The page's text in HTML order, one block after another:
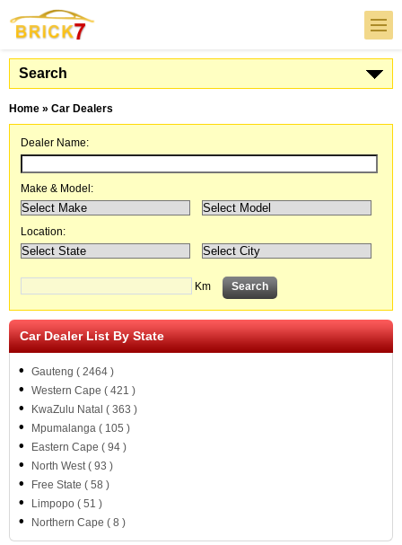
Search
Home » Car Dealers
Dealer Name:
Make & Model:
Location:
Km
Car Dealer List By State
• Gauteng ( 2464 )
• Western Cape ( 421 )
• KwaZulu Natal ( 363 )
• Mpumalanga ( 105 )
• Eastern Cape ( 94 )
• North West ( 93 )
• Free State ( 58 )
• Limpopo ( 51 )
• Northern Cape ( 8 )